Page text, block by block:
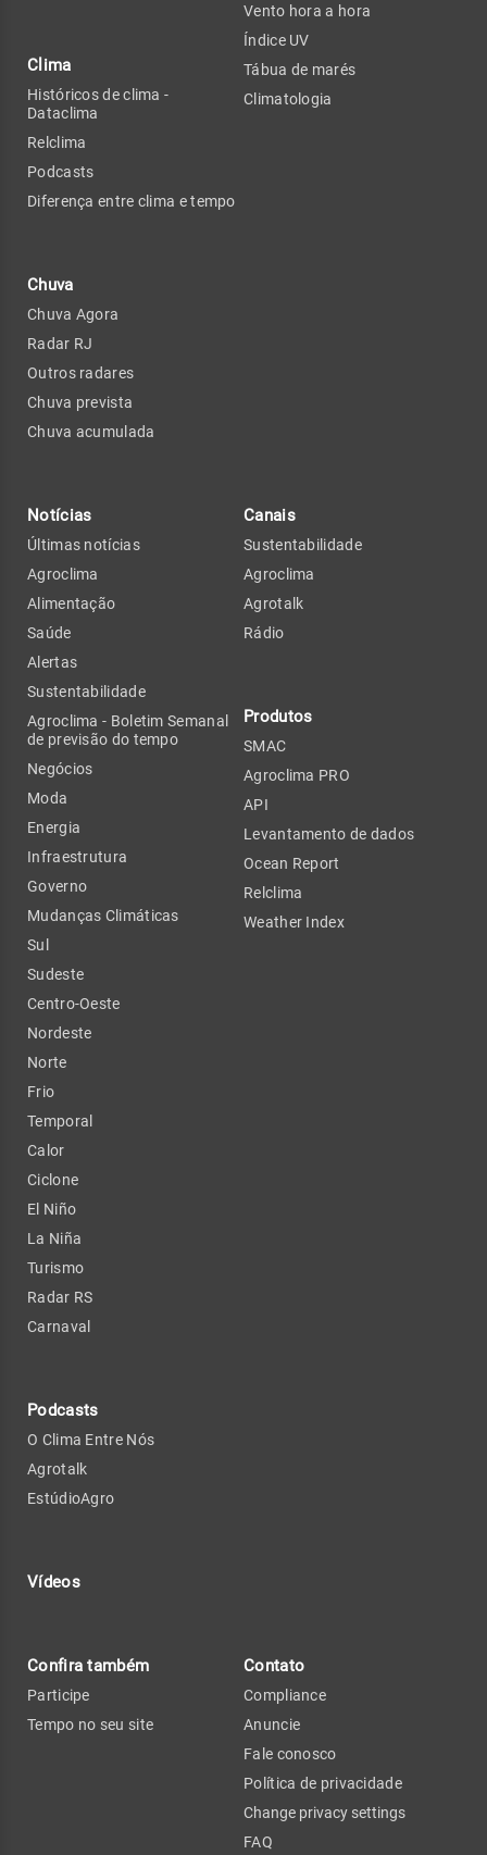
Clima
Históricos de clima -
Dataclima
Relclima
Podcasts
Diferença entre clima e tempo
Chuva
Chuva Agora
Radar RJ
Outros radares
Chuva prevista
Chuva acumulada
Vento hora a hora
Índice UV
Tábua de marés
Climatologia
Notícias
Últimas notícias
Agroclima
Alimentação
Saúde
Alertas
Sustentabilidade
Agroclima - Boletim Semanal
de previsão do tempo
Negócios
Moda
Energia
Infraestrutura
Governo
Mudanças Climáticas
Sul
Sudeste
Centro-Oeste
Nordeste
Norte
Frio
Temporal
Calor
Ciclone
El Niño
La Niña
Turismo
Radar RS
Carnaval
Podcasts
O Clima Entre Nós
Agrotalk
EstúdioAgro
Vídeos
Canais
Sustentabilidade
Agroclima
Agrotalk
Rádio
Produtos
SMAC
Agroclima PRO
API
Levantamento de dados
Ocean Report
Relclima
Weather Index
Confira também
Participe
Tempo no seu site
Contato
Compliance
Anuncie
Fale conosco
Política de privacidade
Change privacy settings
FAQ